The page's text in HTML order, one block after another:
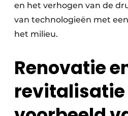
en het verhogen van de
van technologieën met
het milieu.
Renovatie
revitalisatie